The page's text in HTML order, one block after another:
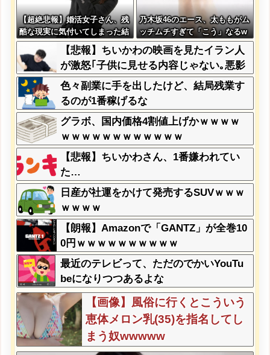
【超絶悲報】婚活女子さん、残
酷な現実に気付いてしまった結
果…
乃木坂46のエース、太ももがム
ッチムチすぎて「こう」なるw
ww
【悲報】ちいかわの映画を見たイラン人
が激怒｢子供に見せる内容じゃない｡悪影
響は計り知れない｣←これw w w w w w
w w w
色々副業に手を出したけど、結局残業す
るのが1番稼げるな
グラボ、国内価格4割値上げかｗｗｗｗ
ｗｗｗｗｗｗｗｗｗｗｗｗ
【悲報】ちいかわさん、1番嫌われてい
た…
日産が社運をかけて発売するSUVｗｗｗ
ｗｗｗｗ
【朗報】Amazonで「GANTZ」が全巻10
0円ｗｗｗｗｗｗｗｗｗｗ
最近のテレビって、ただのでかいYouTu
beになりつつあるよな
【画像】風俗に行くとこういう
恵体メロン乳(35)を指名してし
まう奴wwwww